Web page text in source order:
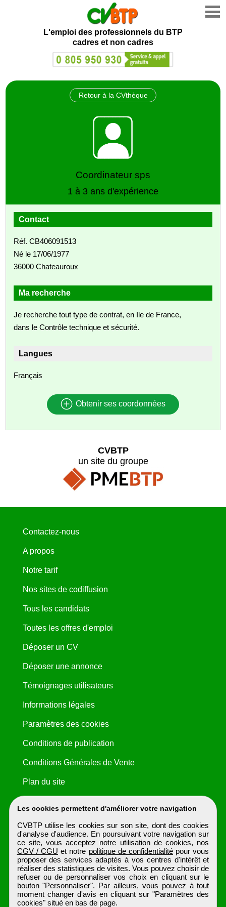
L'emploi des professionnels du BTP
cadres et non cadres
Retour à la CVthèque
Coordinateur sps
1 à 3 ans d'expérience
Contact
Réf. CB406091513
Né le 17/06/1977
36000 Chateauroux
Ma recherche
Je recherche tout type de contrat, en Ile de France,
dans le Contrôle technique et sécurité.
Langues
Français
Obtenir ses coordonnées
Les cookies permettent d'améliorer votre navigation
CVBTP utilise les cookies sur son site, dont des cookies
d'analyse d'audience. En poursuivant votre navigation sur
ce site, vous acceptez notre utilisation de cookies, nos
CGV / CGU et notre politique de confidentialité pour vous
proposer des services adaptés à vos centres d'intérêt et
réaliser des statistiques de visites. Vous pouvez choisir de
refuser ou de personnaliser vos choix en cliquant sur le
bouton "Personnaliser". Par ailleurs, vous pouvez à tout
moment changer d'avis en cliquant sur "Paramètres des
cookies" situé en bas de page.
CVBTP
un site du groupe
Contactez-nous
A propos
Notre tarif
Nos sites de codiffusion
Tous les candidats
Toutes les offres d'emploi
Déposer un CV
Déposer une annonce
Témoignages utilisateurs
Informations légales
Paramètres des cookies
Conditions de publication
Conditions Générales de Vente
Plan du site